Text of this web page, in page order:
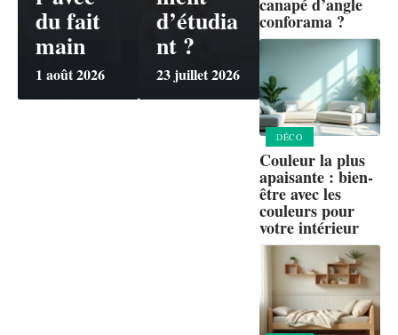
du fait
main
1 août 2026
d’étudia
nt ?
23 juillet 2026
conforama ?
DÉCO
Couleur la plus
apaisante : bien-
être avec les
couleurs pour
votre intérieur